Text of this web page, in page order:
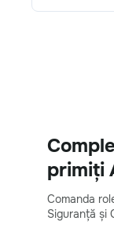
primiți
Comanda
Siguranță și